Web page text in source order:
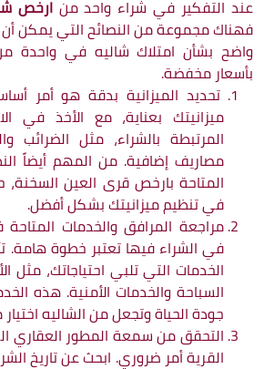
عند التفكير في شراء واحد منارخص
فهناك مجموعة من النصائح التي يمكن أن
واضح بشأن امتلاك شاليه في واحدة
بأسعار مخفضة.
تحديد الميزانية بدقة هو أمر
ميزانيتك بعناية، مع الأخذ في
المرتبطة بالشراء، مثل الضرائب
مصاريف إضافية. من المهم أيضاً
المتاحة بارخص قرى العين
في تنظيم ميزانيتك بشكل أفضل.
مراجعة المرافق والخدمات
في الشراء فيها تعتبر خطوة هامة.
الخدمات التي تلبي احتياجاتك، مثل
السباحة والخدمات الأمنية. هذه
جودة الحياة وتجعل من الشاليه
التحقق من سمعة المطور العقاري
القرية أمر ضروري. ابحث عن تاريخ